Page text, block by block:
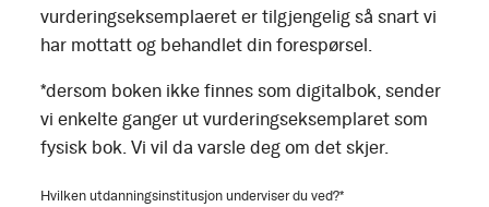
vurderingseksemplaeret er tilgjengelig så snart vi
har mottatt og behandlet din forespørsel.
*dersom boken ikke finnes som digitalbok, sender
vi enkelte ganger ut vurderingseksemplaret som
fysisk bok. Vi vil da varsle deg om det skjer.
Hvilken utdanningsinstitusjon underviser du ved?*